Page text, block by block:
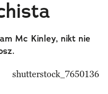
Mc Kinley, nikt nie